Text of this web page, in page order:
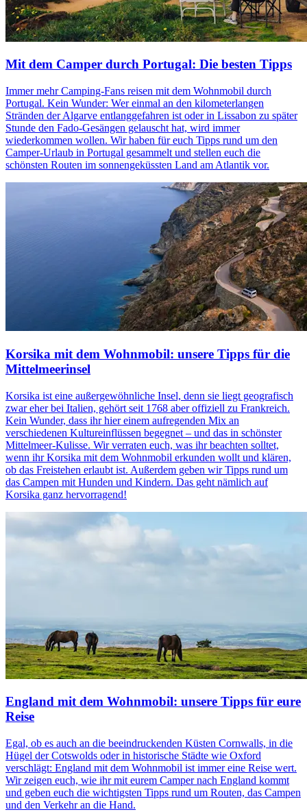
Mit dem Camper durch Portugal: Die besten Tipps
Immer mehr Camping-Fans reisen mit dem Wohnmobil durch
Portugal. Kein Wunder: Wer einmal an den kilometerlangen
Stränden der Algarve entlanggefahren ist oder in Lissabon zu später
Stunde den Fado-Gesängen gelauscht hat, wird immer
wiederkommen wollen. Wir haben für euch Tipps rund um den
Camper-Urlaub in Portugal gesammelt und stellen euch die
schönsten Routen im sonnengeküssten Land am Atlantik vor.
Korsika mit dem Wohnmobil: unsere Tipps für die
Mittelmeerinsel
Korsika ist eine außergewöhnliche Insel, denn sie liegt geografisch
zwar eher bei Italien, gehört seit 1768 aber offiziell zu Frankreich.
Kein Wunder, dass ihr hier einem aufregenden Mix an
verschiedenen Kultureinflüssen begegnet – und das in schönster
Mittelmeer-Kulisse. Wir verraten euch, was ihr beachten solltet,
wenn ihr Korsika mit dem Wohnmobil erkunden wollt und klären,
ob das Freistehen erlaubt ist. Außerdem geben wir Tipps rund um
das Campen mit Hunden und Kindern. Das geht nämlich auf
Korsika ganz hervorragend!
England mit dem Wohnmobil: unsere Tipps für eure
Reise
Egal, ob es auch an die beeindruckenden Küsten Cornwalls, in die
Hügel der Cotswolds oder in historische Städte wie Oxford
verschlägt: England mit dem Wohnmobil ist immer eine Reise wert.
Wir zeigen euch, wie ihr mit eurem Camper nach England kommt
und geben euch die wichtigsten Tipps rund um Routen, das Campen
und den Verkehr an die Hand.